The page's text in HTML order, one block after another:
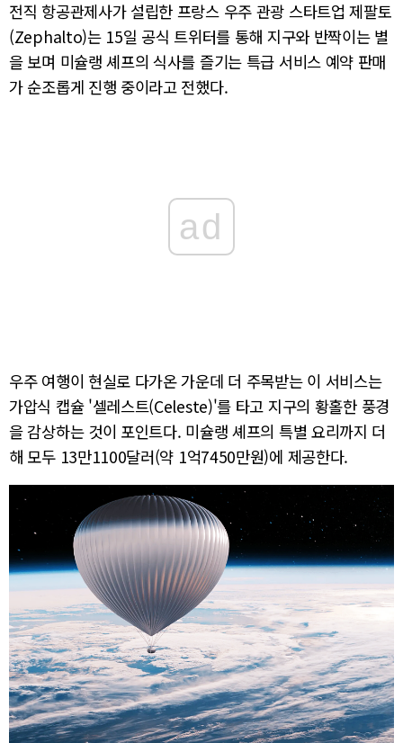
전직 항공관제사가 설립한 프랑스 우주 관광 스타트업 제팔토
(Zephalto)는 15일 공식 트위터를 통해 지구와 반짝이는 별
을 보며 미슐랭 셰프의 식사를 즐기는 특급 서비스 예약 판매
가 순조롭게 진행 중이라고 전했다.
ad
우주 여행이 현실로 다가온 가운데 더 주목받는 이 서비스는
가압식 캡슐 '셀레스트(Celeste)'를 타고 지구의 황홀한 풍경
을 감상하는 것이 포인트다. 미슐랭 셰프의 특별 요리까지 더
해 모두 13만1100달러(약 1억7450만원)에 제공한다.